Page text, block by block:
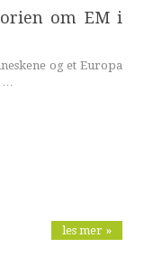
om EM i
og et Europa
…
les mer »